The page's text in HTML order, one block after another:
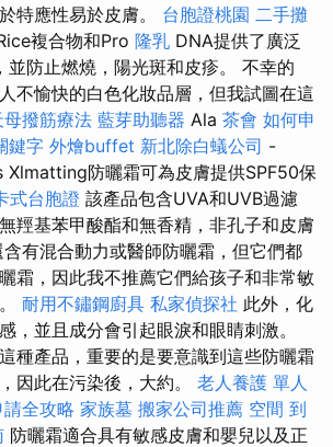
特應性易於皮膚。 台胞證桃園 二手攤
複合物和Pro 隆乳 DNA提供了廣泛
並防止燃燒，陽光斑和皮疹。 不幸的
不愉快的白色化妝品層，但我試圖在這
母撥筋療法 藍芽助聽器 Ala 茶會 如何申
鍵字 外燴buffet 新北除白蟻公司 -
防曬霜可為皮膚提供SPF50保
式台胞證 該產品包含UVA和UVB過濾
羥基苯甲酸酯和無香精，非孔子和皮膚
有混合動力或醫師防曬霜，但它們都
霜，因此我不推薦它們給孩子和非常敏
耐用不鏽鋼廚具 私家偵探社 此外，化
，並且成分會引起眼淚和眼睛刺激。
種產品，重要的是要意識到這些防曬霜
因此在污染後，大約。 老人養護 單人
全攻略 家族墓 搬家公司推薦 空間 到
防曬霜適合具有敏感皮膚和嬰兒以及正